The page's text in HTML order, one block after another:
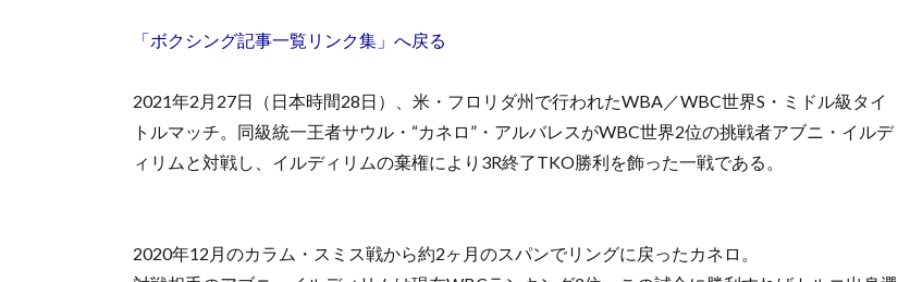
「ボクシング記事一覧リンク集」へ戻る
2021年2月27日（日本時間28日）、米・フロリダ州で行われたWBA／WBC世界S・ミドル級タイ
トルマッチ。同級統一王者サウル・“カネロ”・アルバレスがWBC世界2位の挑戦者アブニ・イルデ
ィリムと対戦し、イルディリムの棄権により3R終了TKO勝利を飾った一戦である。
2020年12月のカラム・スミス戦から約2ヶ月のスパンでリングに戻ったカネロ。